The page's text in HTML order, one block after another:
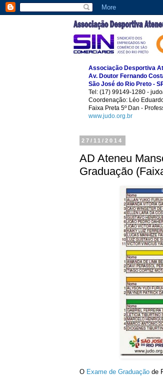
Associação Desportiva
Av. Doutor Fernando
São José do Rio Preto -
Tel: (17) 99149-1280 -
Coordenação: Léo
Faixa Preta 5º Dan -
www.judo.org.br
27/11/2014
AD Ateneu
Graduação
O Exame de Graduação de